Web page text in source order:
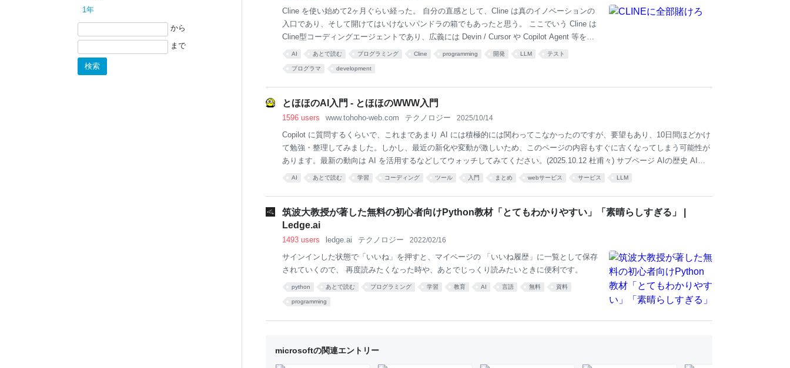
1年
から
まで
Cline を使い始めて2ヶ月ぐらい経った。 自分の直感として、Cline は真のイノベーションの
入口であり、そして開けてはいけないパンドラの箱でもあったと思う。 ここでいう Cline は
Cline型コーディングエージェントであり、広義には Devin / Cursor や Copilot Agent 等を含
む話。だが、後述するように Cline でしか見えない世界がある。 その先の未来に、プログラ
ve Yegge 氏は、置き換えられるのはジュニアおよび中級レベルのプログラマーではなく、新
しいプログラミング ツールやパラダイムを受け入れず過去に固執するプログラマーであると
指摘しています。 <略> これはプロ
AI あとで読む プログラミング Cline programming 開発 LLM テスト
プログラマ development
とほほのAI入門 - とほほのWWW入門
1596 users www.tohoho-web.com テクノロジー 2025/10/14
Copilot に質問するくらいで、これまであまり AI には積極的には関わってこなかったのですが、要望もあり、10日間ほどかけ
て勉強・整理してみました。しかし、最近の新化や変動が激しいため、このページの内容もすぐに古くなってしまう可能性が
あります。最新の動向は AI を活用するなどしてウォッチしてみてください。(2025.10.12 杜甫々) サブページ AIの歴史 AI関
連用語 基本用語 機械学習 ディープラーニング 生成AI AIエージェント バイブコーディング モデルと入出力 モデル プロンプ
学習 ファインチューニング 転移学習 RAG AIの課題と未来 AI倫理ガイドライン・法律 ハルシネーション AGI シンギュラリ
ティ AIモデル ChatGP
AI あとで読む 学習 コーディング ツール 入門 まとめ webサービス サービス LLM
筑波大教授が著した無料の初心者向けPython教材「とてもわかりやすい」「素晴らしすぎる」 |
Ledge.ai
1493 users ledge.ai テクノロジー 2022/02/16
サインインした状態で「いいね」を押すと、マイページの 「いいね履歴」に一覧として保存
されていくので、 再度読みたくなった時や、あとでじっくり読みたいときに便利です。
python あとで読む プログラミング 学習 教育 AI 言語 無料 資料
programming
microsoftの関連エントリー